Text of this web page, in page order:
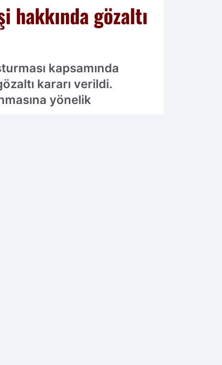
gözaltı
kapsamında
kararı verildi.
yönelik